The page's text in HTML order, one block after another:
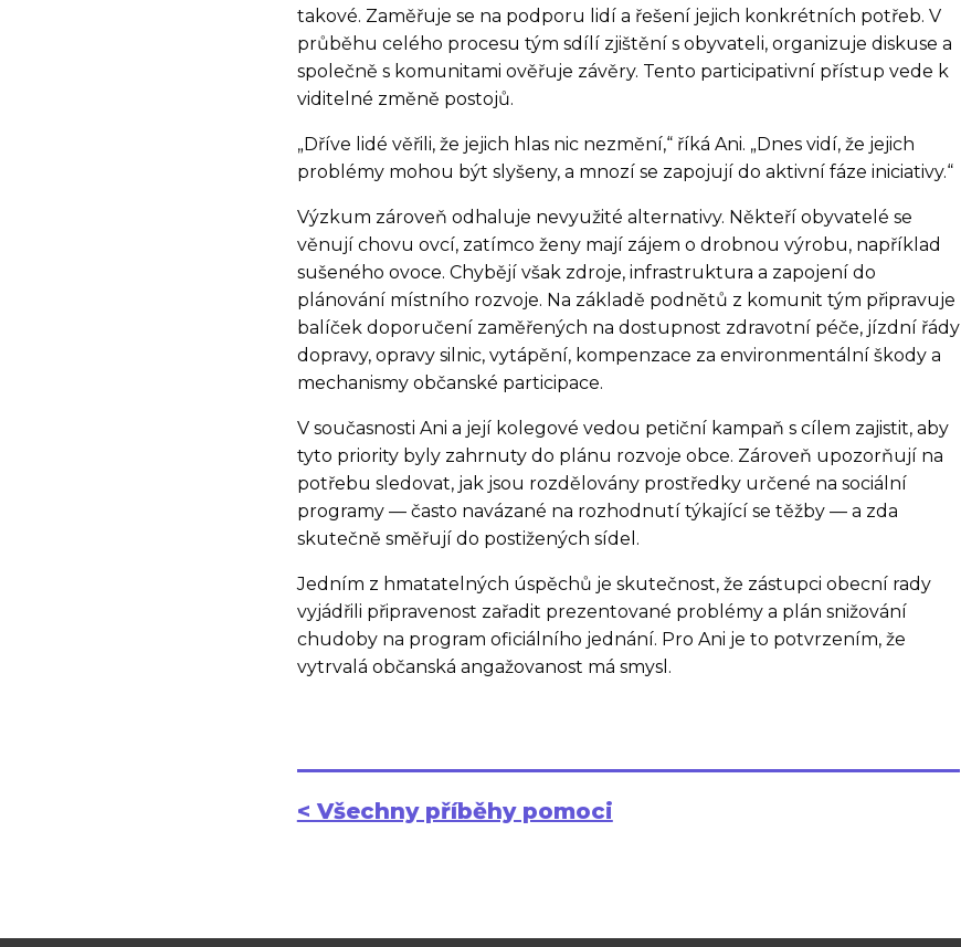
takové. Zaměřuje se na podporu lidí a řešení jejich konkrétních potřeb. V
průběhu celého procesu tým sdílí zjištění s obyvateli, organizuje diskuse a
společně s komunitami ověřuje závěry. Tento participativní přístup vede k
viditelné změně postojů.
„Dříve lidé věřili, že jejich hlas nic nezmění,“ říká Ani. „Dnes vidí, že jejich
problémy mohou být slyšeny, a mnozí se zapojují do aktivní fáze iniciativy.“
Výzkum zároveň odhaluje nevyužité alternativy. Někteří obyvatelé se
věnují chovu ovcí, zatímco ženy mají zájem o drobnou výrobu, například
sušeného ovoce. Chybějí však zdroje, infrastruktura a zapojení do
plánování místního rozvoje. Na základě podnětů z komunit tým připravuje
balíček doporučení zaměřených na dostupnost zdravotní péče, jízdní řády
dopravy, opravy silnic, vytápění, kompenzace za environmentální škody a
mechanismy občanské participace.
V současnosti Ani a její kolegové vedou petiční kampaň s cílem zajistit, aby
tyto priority byly zahrnuty do plánu rozvoje obce. Zároveň upozorňují na
potřebu sledovat, jak jsou rozdělovány prostředky určené na sociální
programy — často navázané na rozhodnutí týkající se těžby — a zda
skutečně směřují do postižených sídel.
Jedním z hmatatelných úspěchů je skutečnost, že zástupci obecní rady
vyjádřili připravenost zařadit prezentované problémy a plán snižování
chudoby na program oficiálního jednání. Pro Ani je to potvrzením, že
vytrvalá občanská angažovanost má smysl.
< Všechny příběhy pomoci